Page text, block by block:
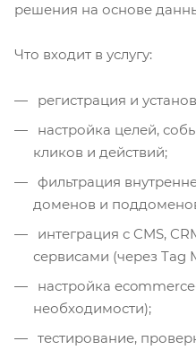
решения на основе
Что входит в услугу:
регистрация и
настройка целей,
кликов и действий;
фильтрация
доменов и
интеграция с CMS,
сервисами (через Tag
настройка
необходимости);
тестирование,